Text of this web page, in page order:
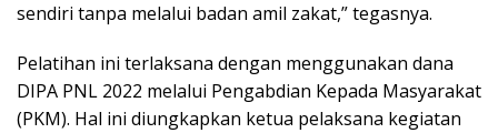
sendiri tanpa melalui badan amil zakat,” tegasnya.
Pelatihan ini terlaksana dengan menggunakan dana
DIPA PNL 2022 melalui Pengabdian Kepada Masyarakat
(PKM). Hal ini diungkapkan ketua pelaksana kegiatan